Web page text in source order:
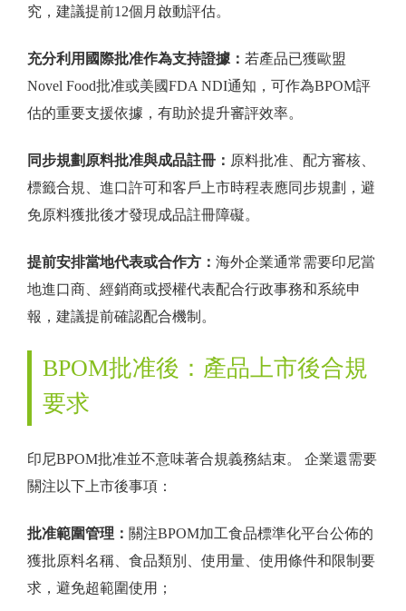
究，建議提前12個月啟動評估。
充分利用國際批准作為支持證據： 若產品已獲歐盟
Novel Food批准或美國FDA NDI通知，可作為BPOM評
估的重要支援依據，有助於提升審評效率。
同步規劃原料批准與成品註冊： 原料批准、配方審核、
標籤合規、進口許可和客戶上市時程表應同步規劃，避
免原料獲批後才發現成品註冊障礙。
提前安排當地代表或合作方： 海外企業通常需要印尼當
地進口商、經銷商或授權代表配合行政事務和系統申
報，建議提前確認配合機制。
BPOM批准後：產品上市後合規
要求
印尼BPOM批准並不意味著合規義務結束。 企業還需要
關注以下上市後事項：
批准範圍管理： 關注BPOM加工食品標準化平台公佈的
獲批原料名稱、食品類別、使用量、使用條件和限制要
求，避免超範圍使用；